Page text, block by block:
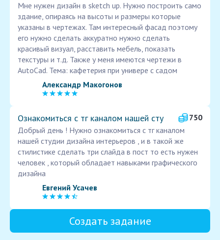
Мне нужен дизайн в sketch up. Нужно построить само
здание, опираясь на высоты и размеры которые
указаны в чертежах. Там интересный фасад поэтому
его нужно сделать аккуратно нужно сделать
красивый визуал, расставить мебель, показать
текстуры и т.д. Также у меня имеются чертежи в
AutoCad. Тема: кафетерия при универе с садом
Александр Макогонов
Ознакомиться с тг каналом нашей сту
750
Добрый день ! Нужно ознакомиться с тг каналом
нашей студии дизайна интерьеров , и в такой же
стилистике сделать три слайда в пост то есть нужен
человек , который обладает навыками графического
дизайна
Евгений Усачев
Создать задание